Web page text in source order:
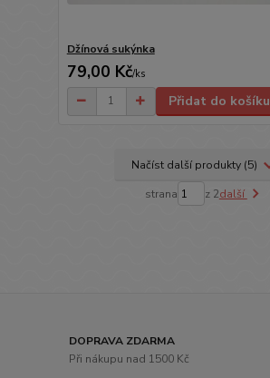
Džínová sukýnka
79,00 Kč/ks
Přidat do košíku
Načíst další produkty (5)
strana z 2další
DOPRAVA ZDARMA
Při nákupu nad 1500 Kč